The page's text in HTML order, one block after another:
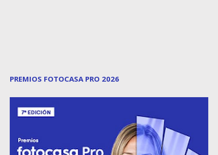
PREMIOS FOTOCASA PRO 2026